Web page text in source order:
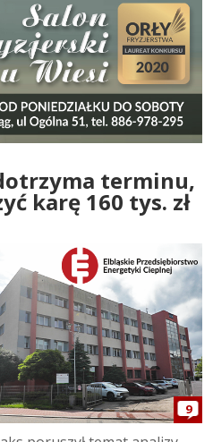
terminu,
karę 160 tys. zł
9